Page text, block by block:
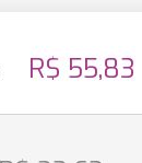
R$ 55,83